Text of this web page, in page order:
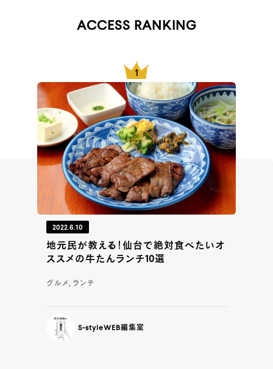
ACCESS RANKING
2022.6.10
地元民が教える！仙台で絶対食べたいオ
ススメの牛たんランチ10選
グルメ, ランチ
S-styleWEB編集室